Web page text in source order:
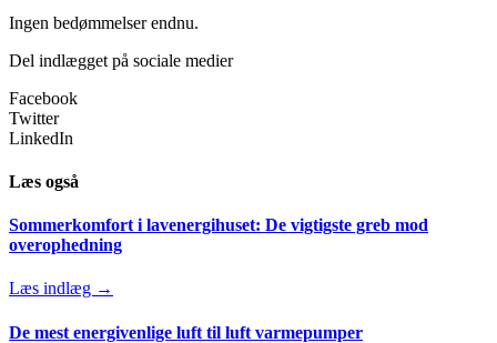
Ingen bedømmelser endnu.
Del indlægget på sociale medier
Facebook
Twitter
LinkedIn
Læs også
Sommerkomfort i lavenergihuset: De vigtigste greb mod
overophedning
Læs indlæg →
De mest energivenlige luft til luft varmepumper